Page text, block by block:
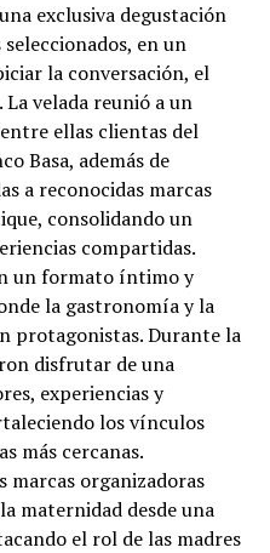
exclusiva degustación
en un
la conversación, el
velada reunió a un
ellas clientas del
Basa, además de
a reconocidas marcas
consolidando un
compartidas.
un formato íntimo y
la gastronomía y la
protagonistas. Durante la
disfrutar de una
experiencias y
los vínculos
más cercanas.
marcas organizadoras
maternidad desde una
el rol de las madres